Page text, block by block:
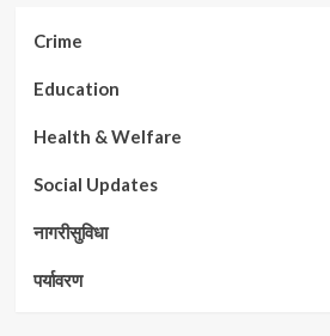
Crime
Education
Health & Welfare
Social Updates
नागरीसुविधा
पर्यावरण